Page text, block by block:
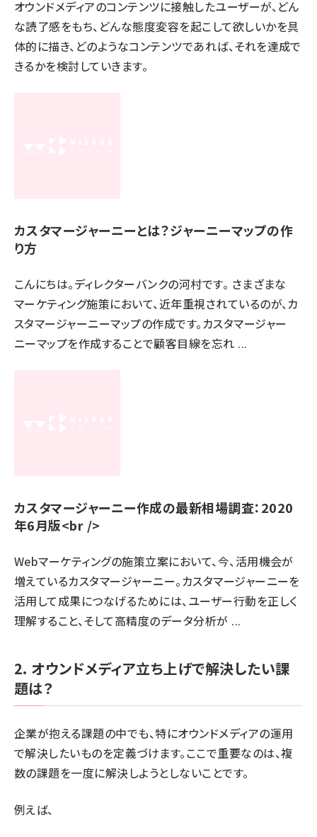
オウンドメディアのコンテンツに接触したユーザーが、どん
な読了感をもち、どんな態度変容を起こして欲しいかを具
体的に描き、どのようなコンテンツであれば、それを達成で
きるかを検討していきます。
カスタマージャーニーとは？ジャーニーマップの作
り方
こんにちは。ディレクターバンクの河村です。 さまざまな
マーケティング施策において、近年重視されているのが、カ
スタマージャーニーマップの作成です。カスタマージャー
ニーマップを作成することで顧客目線を忘れ ...
カスタマージャーニー作成の最新相場調査：2020
年6月版<br />
Webマーケティングの施策立案において、今、活用機会が
増えているカスタマージャーニー。カスタマージャーニーを
活用して成果につなげるためには、ユーザー行動を正しく
理解すること、そして高精度のデータ分析が ...
2. オウンドメディア立ち上げで解決したい課
題は？
企業が抱える課題の中でも、特にオウンドメディアの運用
で解決したいものを定義づけます。ここで重要なのは、複
数の課題を一度に解決しようとしないことです。
例えば、